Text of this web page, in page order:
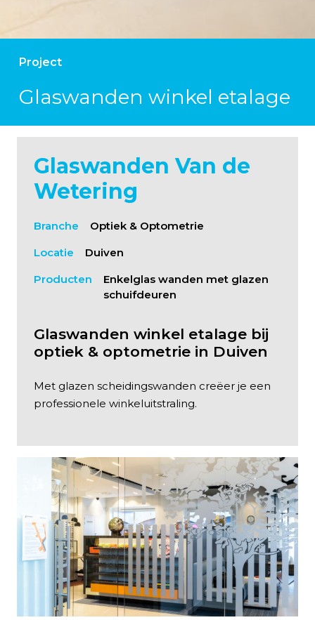
Project
Glaswanden winkel etalage
Glaswanden Van de
Wetering
Branche
Optiek & Optometrie
Locatie
Duiven
Producten
Enkelglas wanden met glazen
schuifdeuren
Glaswanden winkel etalage bij
optiek & optometrie in Duiven
Met glazen scheidingswanden creëer je een
professionele winkeluitstraling.